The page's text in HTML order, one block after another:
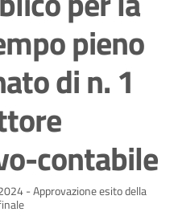
pieno
di n. 1
contabile
- Approvazione esito della